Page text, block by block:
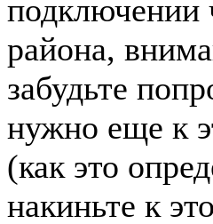
подключении
района,
забудьте
нужно еще к
(как это
накиньте к